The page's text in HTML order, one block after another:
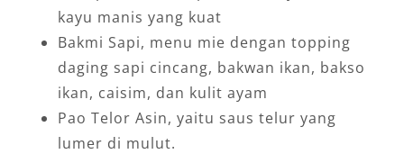
kayu manis yang kuat
Bakmi Sapi, menu mie dengan topping
daging sapi cincang, bakwan ikan, bakso
ikan, caisim, dan kulit ayam
Pao Telor Asin, yaitu saus telur yang
lumer di mulut.